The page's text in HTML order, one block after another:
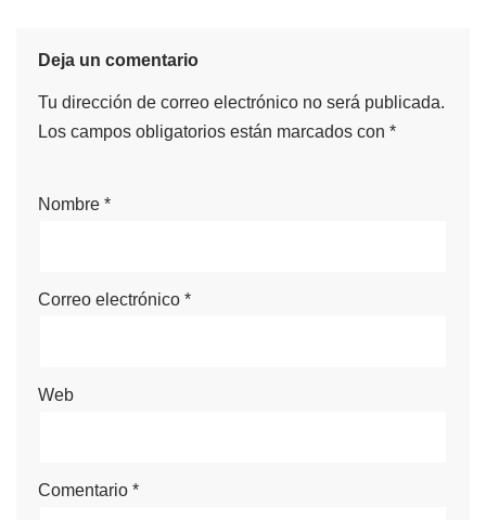
Deja un comentario
Tu dirección de correo electrónico no será publicada.
Los campos obligatorios están marcados con *
Nombre *
Correo electrónico *
Web
Comentario *